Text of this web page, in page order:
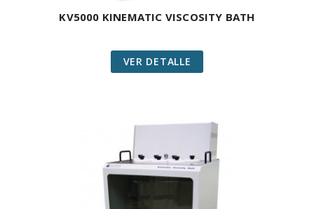
KV5000 KINEMATIC VISCOSITY BATH
VER DETALLE